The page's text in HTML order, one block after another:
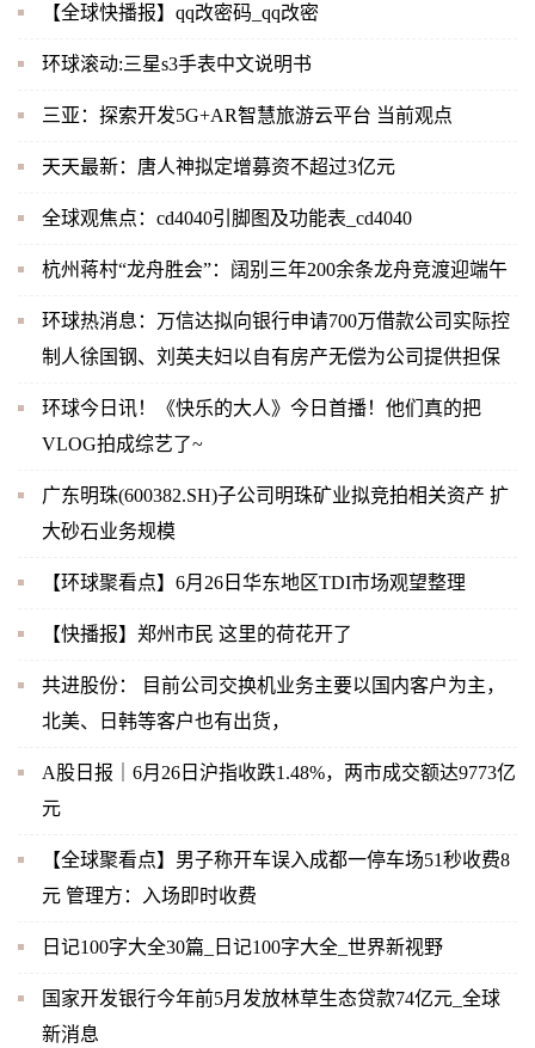
【全球快播报】qq改密码_qq改密
环球滚动:三星s3手表中文说明书
三亚：探索开发5G+AR智慧旅游云平台 当前观点
天天最新：唐人神拟定增募资不超过3亿元
全球观焦点：cd4040引脚图及功能表_cd4040
杭州蒋村“龙舟胜会”：阔别三年200余条龙舟竞渡迎端午
环球热消息：万信达拟向银行申请700万借款公司实际控
制人徐国钢、刘英夫妇以自有房产无偿为公司提供担保
环球今日讯！《快乐的大人》今日首播！他们真的把
VLOG拍成综艺了~
广东明珠(600382.SH)子公司明珠矿业拟竞拍相关资产 扩
大砂石业务规模
【环球聚看点】6月26日华东地区TDI市场观望整理
【快播报】郑州市民 这里的荷花开了
共进股份： 目前公司交换机业务主要以国内客户为主，
北美、日韩等客户也有出货，
A股日报｜6月26日沪指收跌1.48%，两市成交额达9773亿
元
【全球聚看点】男子称开车误入成都一停车场51秒收费8
元 管理方：入场即时收费
日记100字大全30篇_日记100字大全_世界新视野
国家开发银行今年前5月发放林草生态贷款74亿元_全球
新消息